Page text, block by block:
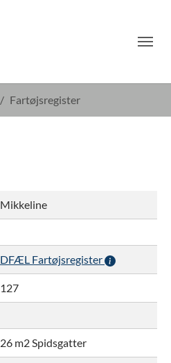
Fartøjsregister
Mikkeline
DFÆL Fartøjsregister
127
26 m2 Spidsgatter